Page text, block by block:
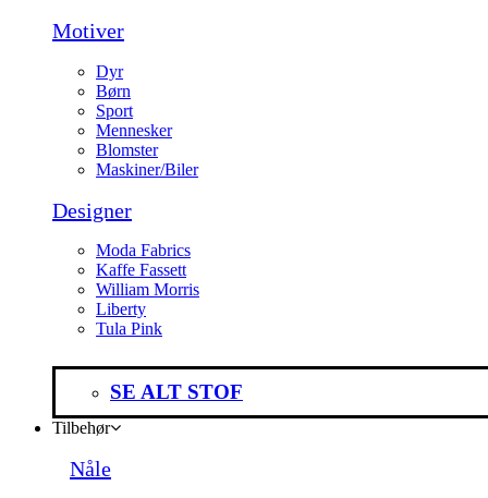
Motiver
Dyr
Børn
Sport
Mennesker
Blomster
Maskiner/Biler
Designer
Moda Fabrics
Kaffe Fassett
William Morris
Liberty
Tula Pink
SE ALT STOF
Tilbehør
Nåle